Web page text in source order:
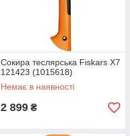
Сокира теслярська Fiskars Х7
121423 (1015618)
Немає в наявності
2 899 ₴